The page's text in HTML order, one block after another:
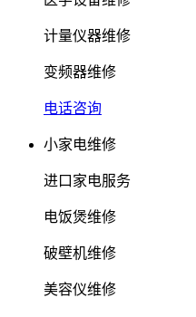
计量仪器维修
变频器维修
电话咨询
小家电维修
进口家电服务
电饭煲维修
破壁机维修
美容仪维修